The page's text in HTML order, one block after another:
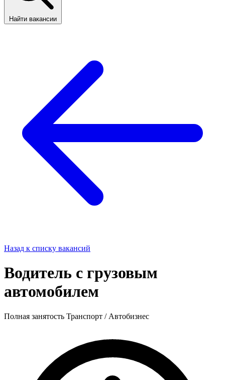
Найти вакансии
Назад к списку вакансий
Водитель с грузовым
автомобилем
Полная занятость Транспорт / Автобизнес